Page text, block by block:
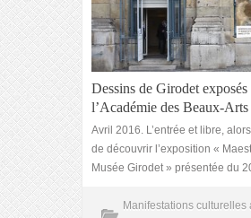
Dessins de Girodet exposés
l’Académie des Beaux-Arts
Avril 2016. L’entrée et libre,
de découvrir l’exposition «
Musée Girodet » présentée du
Manifestations culturelles